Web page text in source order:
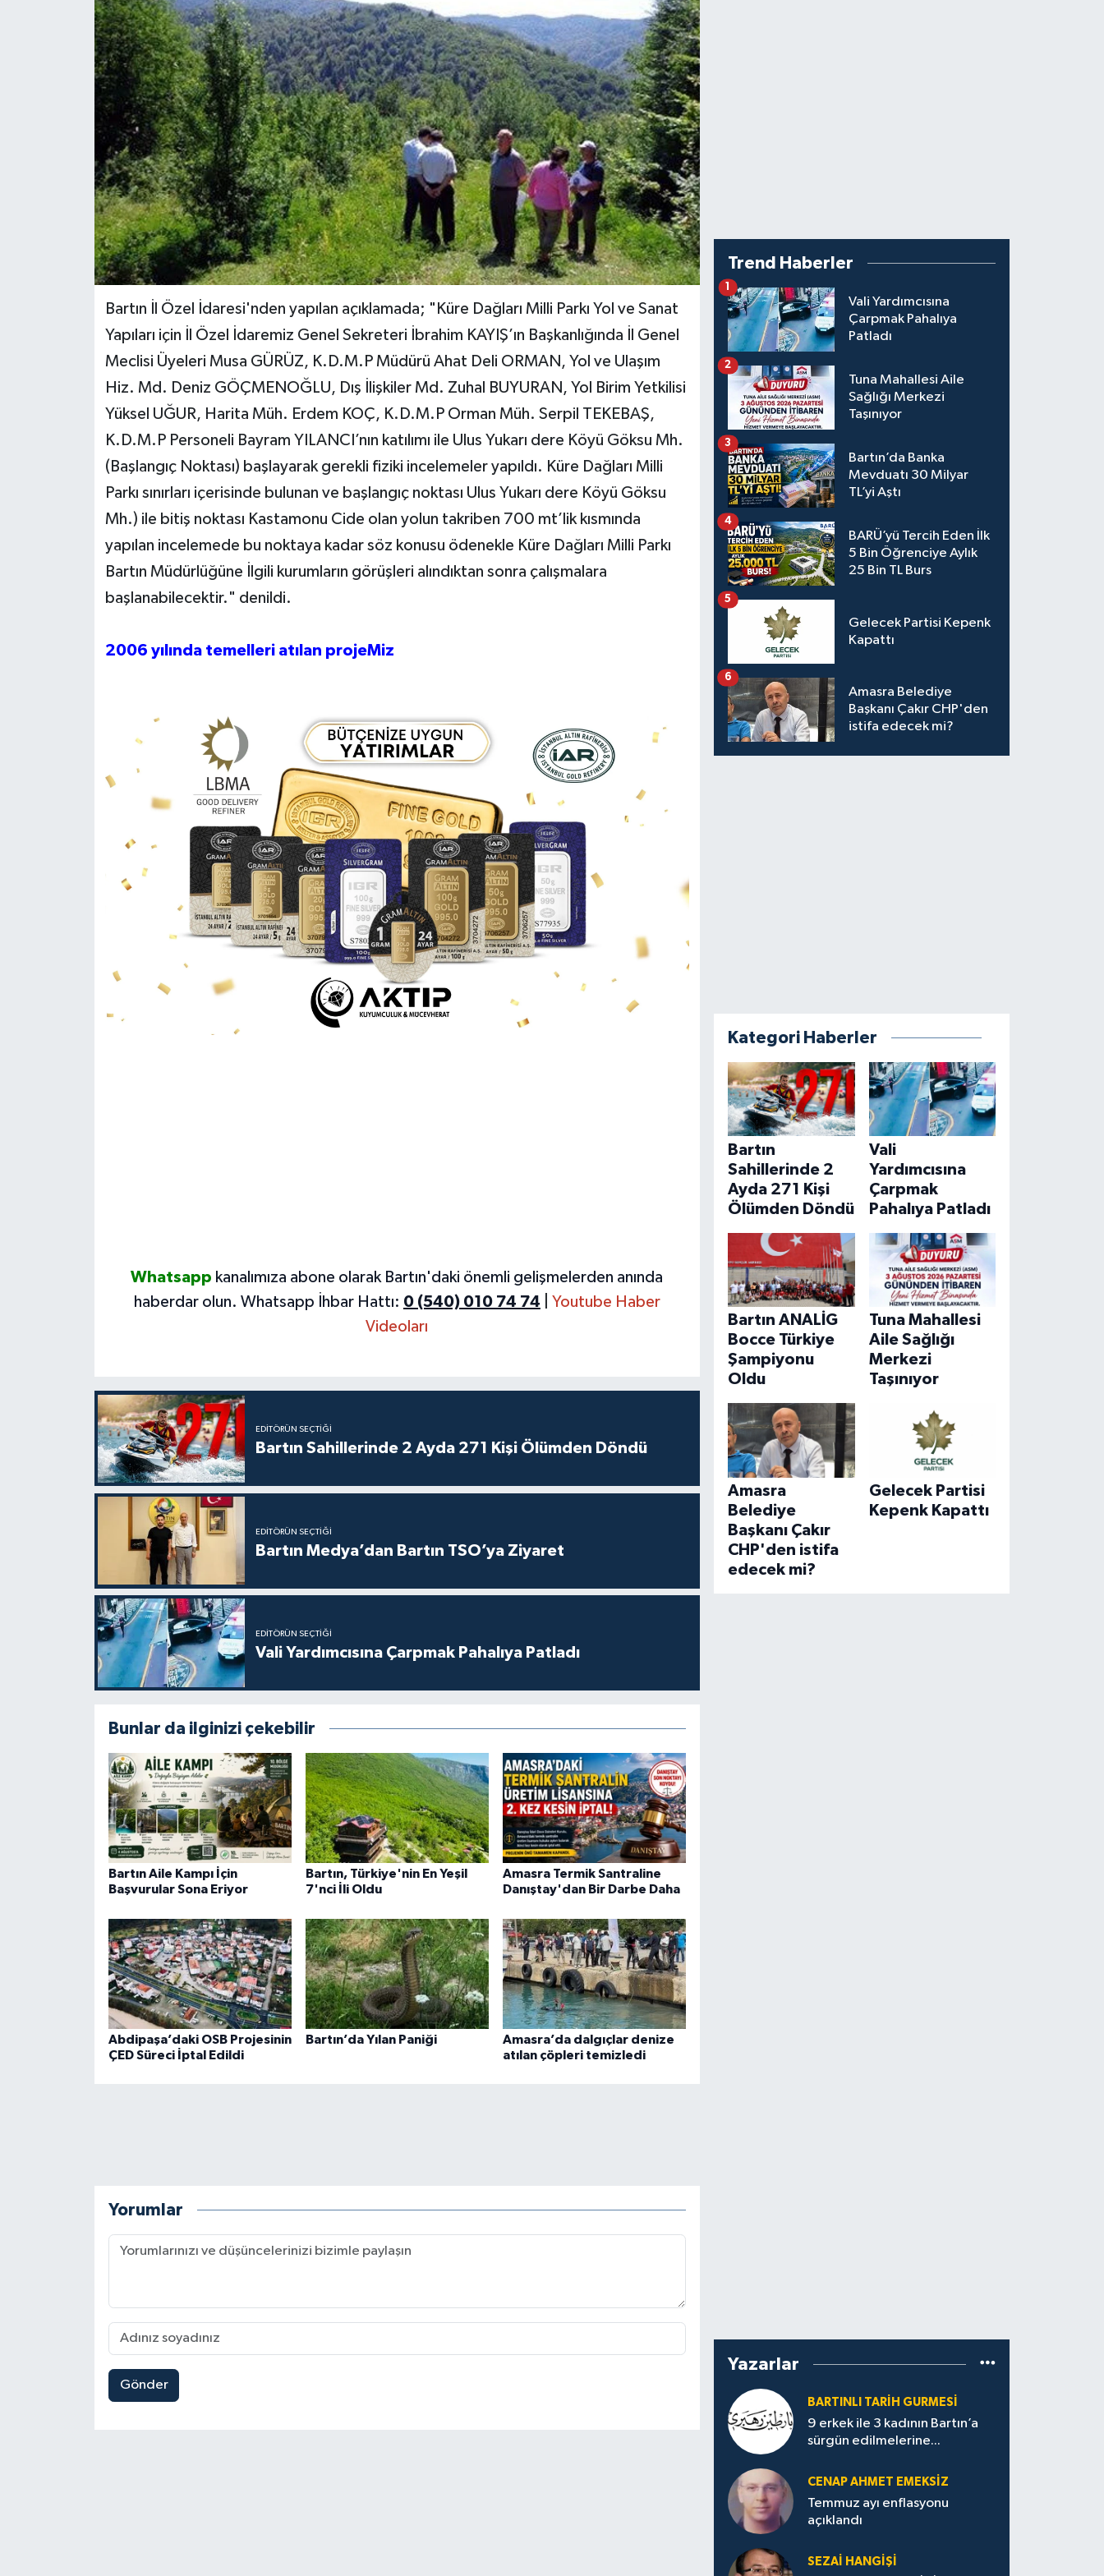
Bartın İl Özel İdaresi'nden yapılan açıklamada; "Küre Dağları Milli Parkı Yol ve Sanat
Yapıları için İl Özel İdaremiz Genel Sekreteri İbrahim KAYIŞ’ın Başkanlığında İl Genel
Meclisi Üyeleri Musa GÜRÜZ, K.D.M.P Müdürü Ahat Deli ORMAN, Yol ve Ulaşım
Hiz. Md. Deniz GÖÇMENOĞLU, Dış İlişkiler Md. Zuhal BUYURAN, Yol Birim Yetkilisi
Yüksel UĞUR, Harita Müh. Erdem KOÇ, K.D.M.P Orman Müh. Serpil TEKEBAŞ,
K.D.M.P Personeli Bayram YILANCI’nın katılımı ile Ulus Yukarı dere Köyü Göksu Mh.
(Başlangıç Noktası) başlayarak gerekli fiziki incelemeler yapıldı. Küre Dağları Milli
Parkı sınırları içerisinde bulunan ve başlangıç noktası Ulus Yukarı dere Köyü Göksu
Mh.) ile bitiş noktası Kastamonu Cide olan yolun takriben 700 mt’lik kısmında
yapılan incelemede bu noktaya kadar söz konusu ödenekle Küre Dağları Milli Parkı
Bartın Müdürlüğüne İlgili kurumların görüşleri alındıktan sonra çalışmalara
başlanabilecektir." denildi.
2006 yılında temelleri atılan projeMiz
Whatsapp kanalımıza abone olarak Bartın'daki önemli gelişmelerden anında
haberdar olun. Whatsapp İhbar Hattı: 0 (540) 010 74 74
Youtube Haber
Videoları
EDITÖRÜN SEÇTIĞI
Bartın Sahillerinde 2 Ayda 271 Kişi Ölümden Döndü
EDITÖRÜN SEÇTIĞI
Bartın Medya’dan Bartın TSO’ya Ziyaret
EDITÖRÜN SEÇTIĞI
Vali Yardımcısına Çarpmak Pahalıya Patladı
Bunlar da ilginizi çekebilir
Bartın Aile Kampı İçin
Başvurular Sona Eriyor
Bartın, Türkiye'nin En Yeşil
7'nci İli Oldu
Amasra Termik Santraline
Danıştay'dan Bir Darbe Daha
Abdipaşa’daki OSB Projesinin
ÇED Süreci İptal Edildi
Bartın’da Yılan Paniği
Amasra’da dalgıçlar denize
atılan çöpleri temizledi
Yorumlar
Gönder
Trend Haberler
Vali Yardımcısına
Çarpmak Pahalıya
Patladı
1
Tuna Mahallesi Aile
Sağlığı Merkezi
Taşınıyor
2
Bartın’da Banka
Mevduatı 30 Milyar
TL’yi Aştı
3
BARÜ’yü Tercih Eden İlk
5 Bin Öğrenciye Aylık
25 Bin TL Burs
4
Gelecek Partisi Kepenk
Kapattı
5
Amasra Belediye
Başkanı Çakır CHP'den
istifa edecek mi?
6
Kategori Haberler
Bartın
Sahillerinde 2
Ayda 271 Kişi
Ölümden Döndü
Vali
Yardımcısına
Çarpmak
Pahalıya Patladı
Bartın ANALİG
Bocce Türkiye
Şampiyonu
Oldu
Tuna Mahallesi
Aile Sağlığı
Merkezi
Taşınıyor
Amasra
Belediye
Başkanı Çakır
CHP'den istifa
edecek mi?
Gelecek Partisi
Kepenk Kapattı
Yazarlar
BARTINLI TARIH GURMESI
9 erkek ile 3 kadının Bartın’a
sürgün edilmelerine...
CENAP AHMET EMEKSİZ
Temmuz ayı enflasyonu
açıklandı
SEZAI HANGİŞİ
Sivil Toplum
Siyaset
Yerel Yönetimler